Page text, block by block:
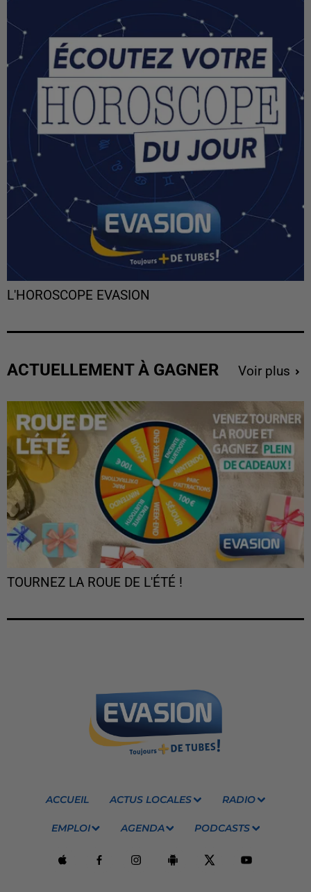
L'HOROSCOPE EVASION
ACTUELLEMENT À GAGNER Voir plus
TOURNEZ LA ROUE DE L'ÉTÉ !
ACCUEIL ACTUS LOCALES RADIO
EMPLOI AGENDA PODCASTS